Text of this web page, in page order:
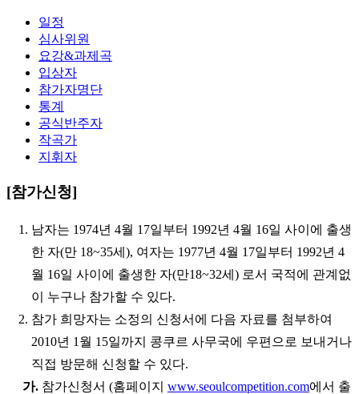
일정
심사위원
요강&과제곡
입상자
참가자명단
통계
공식반주자
작곡가
지휘자
[참가신청]
1. 남자는 1974년 4월 17일부터 1992년 4월 16일 사이에 출생
한 자(만 18~35세), 여자는 1977년 4월 17일부터 1992년 4
월 16일 사이에 출생한 자(만18~32세) 로서 국적에 관계없
이 누구나 참가할 수 있다.
2. 참가 희망자는 소정의 신청서에 다음 자료를 첨부하여
2010년 1월 15일까지 콩쿠르 사무국에 우편으로 보내거나
직접 방문해 신청할 수 있다.
가. 참가신청서 (홈페이지 www.seoulcompetition.com에서 출